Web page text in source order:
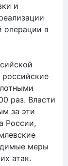
и
операции в
российские
раз. Власти
за эти
России,
меры
атак.